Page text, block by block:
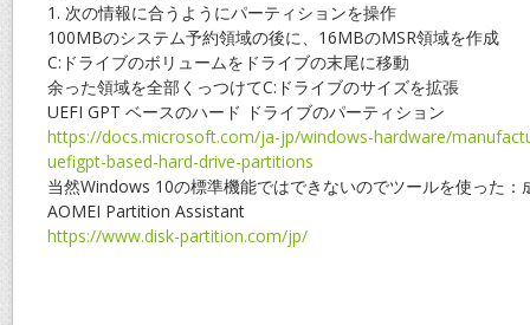
1. 次の情報に合うようにパーティションを操作
100MBのシステム予約領域の後に、16MBのMSR領域を作成
C:ドライブのボリュームをドライブの末尾に移動
余った領域を全部くっつけてC:ドライブのサイズを拡張
UEFI GPT ベースのハード ドライブのパーティション
https://docs.microsoft.com/ja-jp/windows-hardware/
uefigpt-based-hard-drive-partitions
当然Windows 10の標準機能ではできないのでツールを使った：
AOMEI Partition Assistant
https://www.disk-partition.com/jp/